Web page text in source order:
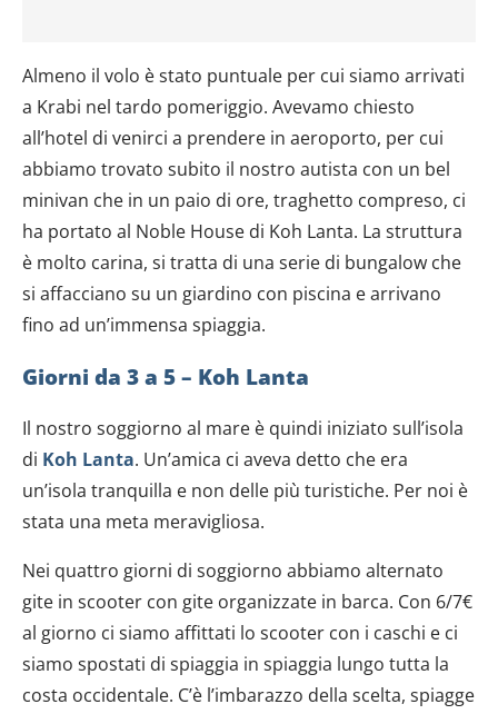
Almeno il volo è stato puntuale per cui siamo arrivati
a Krabi nel tardo pomeriggio. Avevamo chiesto
all’hotel di venirci a prendere in aeroporto, per cui
abbiamo trovato subito il nostro autista con un bel
minivan che in un paio di ore, traghetto compreso, ci
ha portato al Noble House di Koh Lanta. La struttura
è molto carina, si tratta di una serie di bungalow che
si affacciano su un giardino con piscina e arrivano
fino ad un’immensa spiaggia.
Giorni da 3 a 5 – Koh Lanta
Il nostro soggiorno al mare è quindi iniziato sull’isola
di Koh Lanta. Un’amica ci aveva detto che era
un’isola tranquilla e non delle più turistiche. Per noi è
stata una meta meravigliosa.
Nei quattro giorni di soggiorno abbiamo alternato
gite in scooter con gite organizzate in barca. Con 6/7€
al giorno ci siamo affittati lo scooter con i caschi e ci
siamo spostati di spiaggia in spiaggia lungo tutta la
costa occidentale. C’è l’imbarazzo della scelta, spiagge